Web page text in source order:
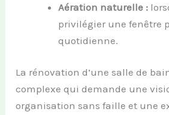
Aération naturelle :
privilégier une fenêtre
quotidienne.
La rénovation d’une salle de
complexe qui demande une
organisation sans faille et une